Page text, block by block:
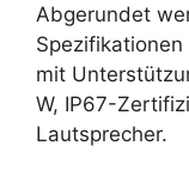
Abgerundet
mit
W, IP67-
Lautsprecher.